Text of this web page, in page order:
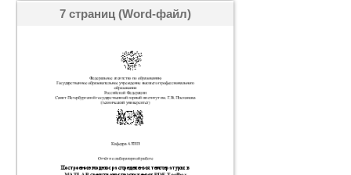
7 страниц (Word-файл)